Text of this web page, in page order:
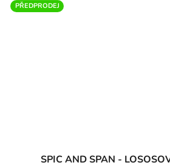
PŘEDPRODEJ
SPIC AND SPAN -